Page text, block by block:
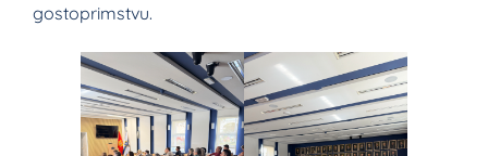
gostoprimstvu.